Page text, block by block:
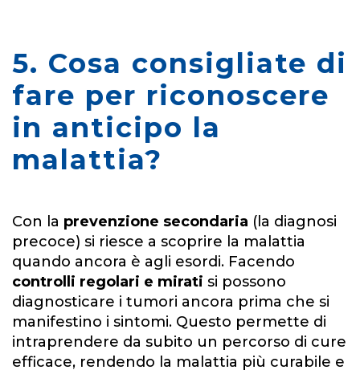
5. Cosa consigliate di
fare per riconoscere
in anticipo la
malattia?
Con la prevenzione secondaria (la diagnosi
precoce) si riesce a scoprire la malattia
quando ancora è agli esordi. Facendo
controlli regolari e mirati si possono
diagnosticare i tumori ancora prima che si
manifestino i sintomi. Questo permette di
intraprendere da subito un percorso di cure
efficace, rendendo la malattia più curabile e